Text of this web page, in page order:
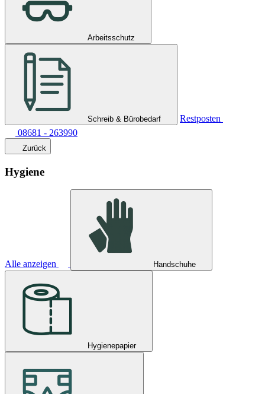
Arbeitsschutz
Schreib & Bürobedarf
Restposten
08681 - 263990
Zurück
Hygiene
Alle anzeigen Handschuhe
Hygienepapier